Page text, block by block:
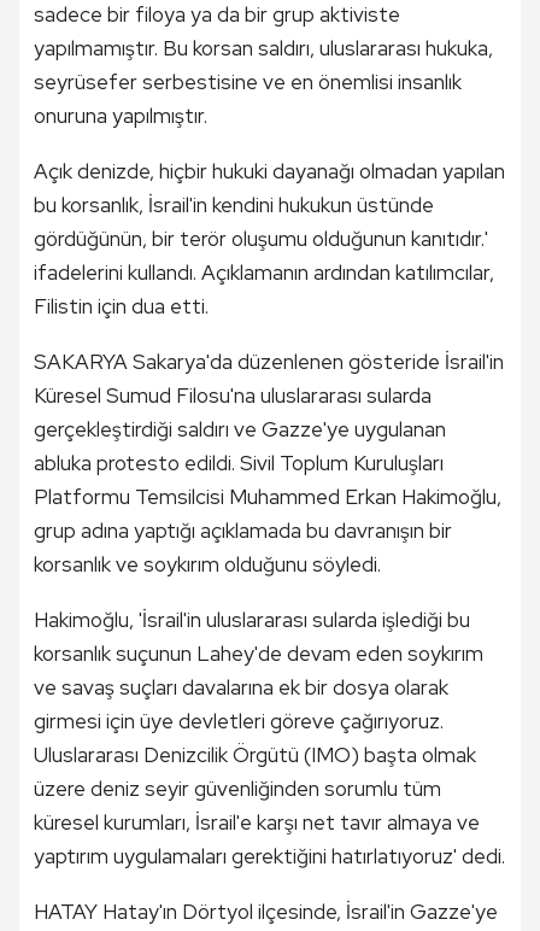
sadece bir filoya ya da bir grup aktiviste
yapılmamıştır. Bu korsan saldırı, uluslararası hukuka,
seyrüsefer serbestisine ve en önemlisi insanlık
onuruna yapılmıştır.
Açık denizde, hiçbir hukuki dayanağı olmadan yapılan
bu korsanlık, İsrail'in kendini hukukun üstünde
gördüğünün, bir terör oluşumu olduğunun kanıtıdır.'
ifadelerini kullandı. Açıklamanın ardından katılımcılar,
Filistin için dua etti.
SAKARYA Sakarya'da düzenlenen gösteride İsrail'in
Küresel Sumud Filosu'na uluslararası sularda
gerçekleştirdiği saldırı ve Gazze'ye uygulanan
abluka protesto edildi. Sivil Toplum Kuruluşları
Platformu Temsilcisi Muhammed Erkan Hakimoğlu,
grup adına yaptığı açıklamada bu davranışın bir
korsanlık ve soykırım olduğunu söyledi.
Hakimoğlu, 'İsrail'in uluslararası sularda işlediği bu
korsanlık suçunun Lahey'de devam eden soykırım
ve savaş suçları davalarına ek bir dosya olarak
girmesi için üye devletleri göreve çağırıyoruz.
Uluslararası Denizcilik Örgütü (IMO) başta olmak
üzere deniz seyir güvenliğinden sorumlu tüm
küresel kurumları, İsrail'e karşı net tavır almaya ve
yaptırım uygulamaları gerektiğini hatırlatıyoruz' dedi.
HATAY Hatay'ın Dörtyol ilçesinde, İsrail'in Gazze'ye